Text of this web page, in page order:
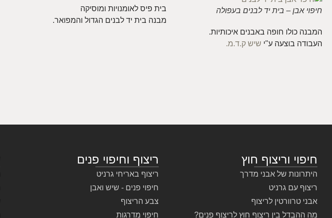
חיפוי אבן – בית יד לבנים בעפולה
בית פיס לאומנויות ומוסיקה
מבנה בית יד לבנים הגדול והמפואר.
המבנה כולו חופה באבנים איכותיות.
העבודה בוצעה ע"י שיש ק.ד.מ.
חיפוי וריצוף חוץ
היתרונות של אבני מדרך
ריצוף עם גרניט
אבני טרוורטין לריצוף
מה ההבדל בין ריצוף חוץ לריצוף פנים?
ריצוף וחיפוי פנים
ריצוף באריחי גרניט
חיפוי פנים - שיש ואבן
צבע הריצוף
חיפוי מדרגות